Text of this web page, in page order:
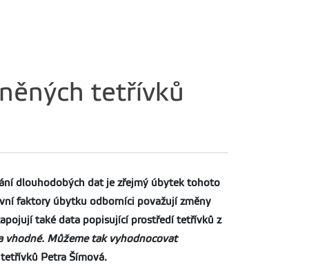
tetřívků
dlouhodobých dat je zřejmý úbytek tohoto
faktory úbytku odborníci považují změny
také data popisující prostředí tetřívků z
vhodné. Můžeme tak vyhodnocovat
Petra Šímová.